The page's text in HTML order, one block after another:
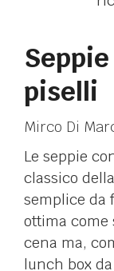
piselli
Mirco Di
Le seppie
classico
semplice da
ottima come
cena ma,
lunch box